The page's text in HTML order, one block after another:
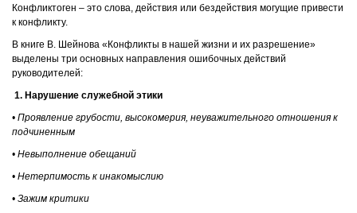
Конфликтоген – это слова, действия или бездействия могущие привести
к конфликту.
В книге В. Шейнова «Конфликты в нашей жизни и их разрешение»
выделены три основных направления ошибочных действий
руководителей:
1. Нарушение служебной этики
• Проявление грубости, высокомерия, неуважительного отношения к
подчиненным
• Невыполнение обещаний
• Нетерпимость к инакомыслию
• Зажим критики